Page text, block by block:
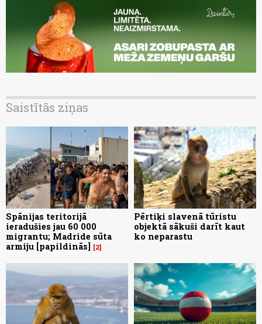
Saistītās ziņas
Spānijas teritorijā
ieradušies jau 60 000
migrantu; Madride sūta
armiju [papildinās]
2
Pērtiķi slavenā tūristu
objektā sākuši darīt kaut
ko neparastu